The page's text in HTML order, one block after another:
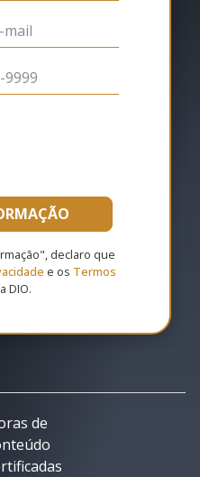
declaro que
e os Termos
DIO.
de